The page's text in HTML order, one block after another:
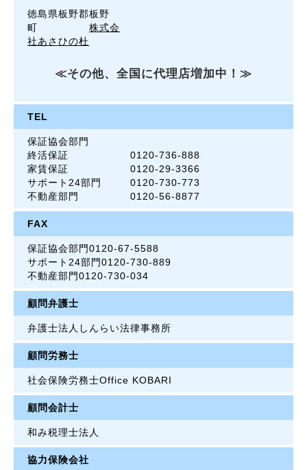
徳島県板野郡板野
町 株式会
社あさひの杜
≪その他、全国に代理店増加中！≫
TEL
保証協会部門
終活保証
0120-736-888
家賃保証
0120-29-3366
サポート24部門
0120-730-773
不動産部門
0120-56-8877
FAX
保証協会部門0120-67-5588
サポート24部門0120-730-889
不動産部門0120-730-034
顧問弁護士
弁護士法人しんらい法律事務所
顧問労務士
社会保険労務士Office KOBARI
顧問会計士
和み税理士法人
協力保険会社